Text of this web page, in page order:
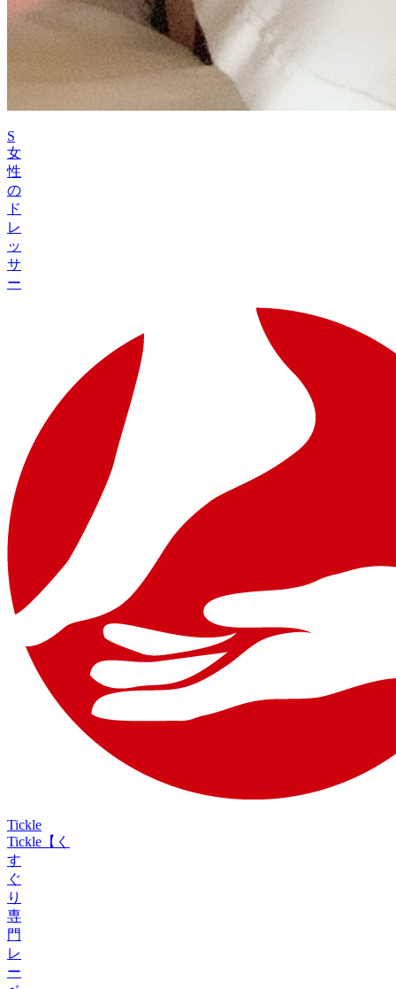
S
女
性
の
ド
レ
ッ
サ
ー
Tickle
Tickle【く
す
ぐ
り
専
門
レ
ー